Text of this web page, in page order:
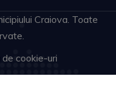
Craiova. Toate
cookie-uri